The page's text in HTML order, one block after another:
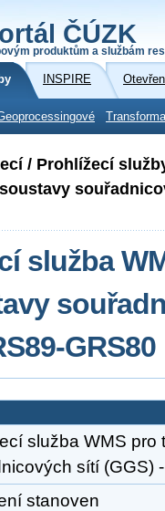
ČÚZK
produktům a službám
INSPIRE
/ Prohlížecí
služba
GRS80
služba WMS pro
sítí (GGS)
stanoven